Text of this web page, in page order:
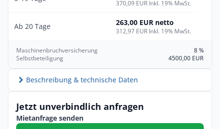
370,09 EUR Inkl. 19% MwSt.
Ab 20 Tage 263,00 EUR netto
312,97 EUR Inkl. 19% MwSt.
Maschinenbruchversicherung
8 %
Selbstbeteiligung
4500,00 EUR
Beschreibung & technische Daten
Jetzt unverbindlich anfragen
Mietanfrage senden